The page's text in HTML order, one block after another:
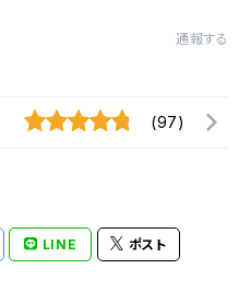
通報する
(97)
LINE ポスト